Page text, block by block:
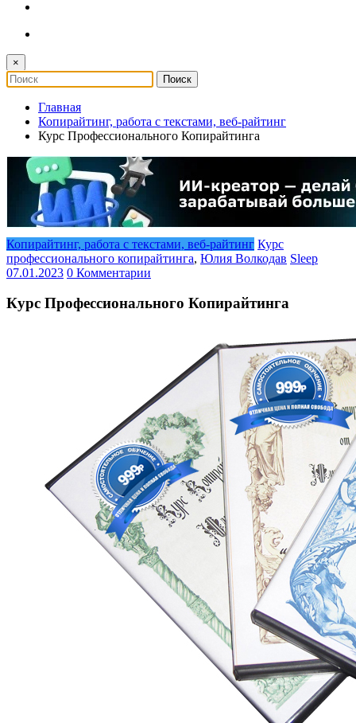
×
Главная
Копирайтинг, работа с текстами, веб-райтинг
Курс Профессионального Копирайтинга
Копирайтинг, работа с текстами, веб-райтинг Курс
профессионального копирайтинга, Юлия Волкодав Sleep
07.01.2023 0 Комментарии
Курс Профессионального Копирайтинга